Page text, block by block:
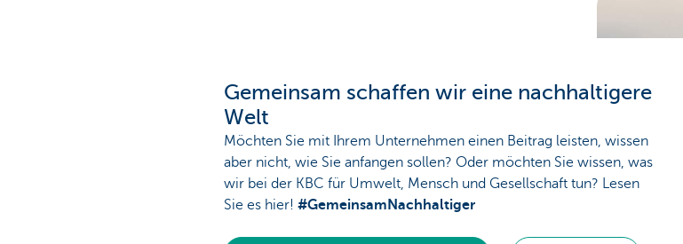
Gemeinsam schaffen wir eine nachhaltigere
Welt
Möchten Sie mit Ihrem Unternehmen einen Beitrag leisten, wissen
aber nicht, wie Sie anfangen sollen? Oder möchten Sie wissen, was
wir bei der KBC für Umwelt, Mensch und Gesellschaft tun? Lesen
Sie es hier! #GemeinsamNachhaltiger